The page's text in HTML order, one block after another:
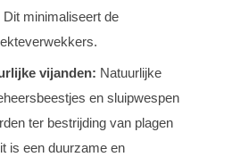
minimaliseert de
vijanden: Natuurlijke
en sluipwespen
ter bestrijding van plagen
is een duurzame en